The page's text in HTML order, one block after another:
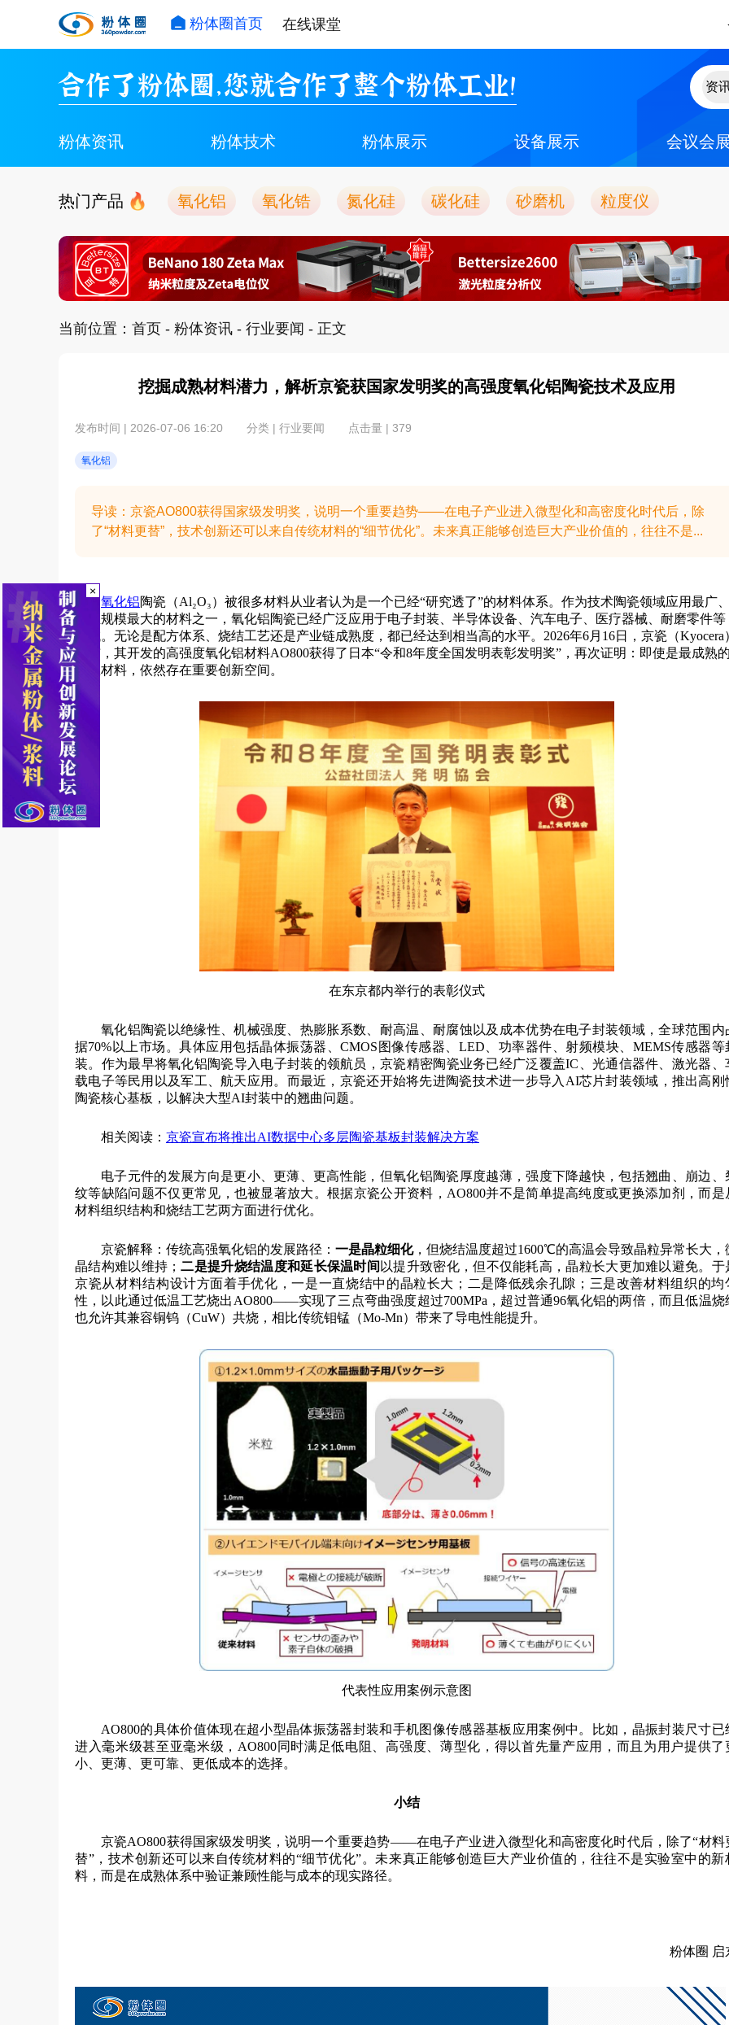
粉体圈首页 在线课堂
合作了粉体圈，您就合作了整个粉体工业！
粉体资讯 粉体技术 粉体展示 设备展示 会议会
热门产品 氧化铝 氧化锆 氮化硅 碳化硅 砂磨机 粒度仪
当前位置： 首页 - 粉体资讯 - 行业要闻 - 正文
挖掘成熟材料潜力，解析京瓷获国家发明奖的高强度氧化铝陶瓷技术及应用
发布时间 | 2026-07-06 16:20 分类 | 行业要闻 点击量 | 379
氧化铝
导读：京瓷AO800获得国家级发明奖，说明一个重要趋势——在电子产业进入微型化和高密度化时代后，除
了“材料更替”，技术创新还可以来自传统材料的“细节优化”。​未来真正能够创造巨大产业价值的，往往不是...
氧化铝陶瓷（Al₂O₃）被很多材料从业者认为是一个已经“研究透了”的材料体系。作为技术陶瓷领域应用最广
产业规模最大的材料之一，氧化铝陶瓷已经广泛应用于电子封装、半导体设备、汽车电子、医疗器械、耐磨零件等
领域。无论是配方体系、烧结工艺还是产业链成熟度，都已经达到相当高的水平。2026年6月16日，京瓷（Kyocera
宣布，其开发的高强度氧化铝材料AO800获得了日本“令和8年度全国发明表彰发明奖”，再次证明：即使是最成熟
陶瓷材料，依然存在重要创新空间。
在东京都内举行的表彰仪式
氧化铝陶瓷以绝缘性、机械强度、热膨胀系数、耐高温、耐腐蚀以及成本优势在电子封装领域，全球范围内
据70%以上市场。具体应用包括晶体振荡器、CMOS图像传感器、LED、功率器件、射频模块、MEMS传感器等
装。作为最早将氧化铝陶瓷导入电子封装的领航员，京瓷精密陶瓷业务已经广泛覆盖IC、光通信器件、激光器、
载电子等民用以及军工、航天应用。而最近，京瓷还开始将先进陶瓷技术进一步导入AI芯片封装领域，推出高刚
陶瓷核心基板，以解决大型AI封装中的翘曲问题。
相关阅读： 京瓷宣布将推出AI数据中心多层陶瓷基板封装解决方案
电子元件的发展方向是更小、更薄、更高性能，但氧化铝陶瓷厚度越薄，强度下降越快，包括翘曲、崩边、
纹等缺陷问题不仅更常见，也被显著放大。根据京瓷公开资料，AO800并不是简单提高纯度或更换添加剂，而是
材料组织结构和烧结工艺两方面进行优化。
京瓷解释：传统高强氧化铝的发展路径： 一是晶粒细化，但烧结温度超过1600℃的高温会导致晶粒异常长大，
晶结构难以维持；二是提升烧结温度和延长保温时间 以提升致密化，但不仅能耗高，晶粒长大更加难以避免。于
京瓷从材料结构设计方面着手优化，一是一直烧结中的晶粒长大；二是降低残余孔隙；三是改善材料组织的均
性，以此通过低温工艺烧出AO800——实现了三点弯曲强度超过700MPa，超过普通96氧化铝的两倍，而且低温烧
也允许其兼容铜钨（CuW）共烧，相比传统钼锰（Mo-Mn）带来了导电性能提升。
代表性应用案例示意图
AO800的具体价值体现在超小型晶体振荡器封装和手机图像传感器基板应用案例中。比如，晶振封装尺寸已
进入毫米级甚至亚毫米级，AO800同时满足低电阻、高强度、薄型化，得以首先量产应用，而且为用户提供了
小、更薄、更可靠、更低成本的选择。
小结
京瓷AO800获得国家级发明奖，说明一个重要趋势——在电子产业进入微型化和高密度化时代后，除了“材料
替”，技术创新还可以来自传统材料的“细节优化”。未来真正能够创造巨大产业价值的，往往不是实验室中的新
料，而是在成熟体系中验证兼顾性能与成本的现实路径。
粉体圈 启
×